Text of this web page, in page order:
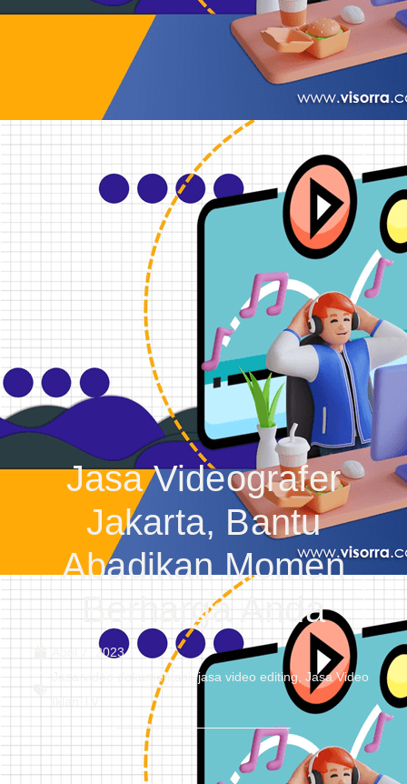
Jasa Videografer
Jakarta, Bantu
Abadikan Momen
Berharga Anda
April 7, 2023
Jasa video dokumentasi ,jasa video editing, Jasa Video